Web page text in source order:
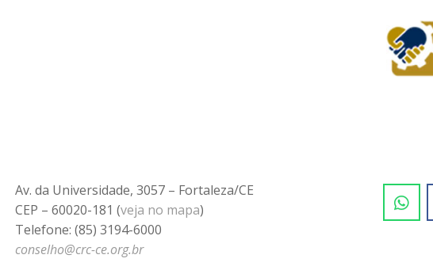
Av. da Universidade, 3057 – Fortaleza/CE
CEP – 60020-181 (veja no mapa)
Telefone: (85) 3194-6000
conselho@crc-ce.org.br